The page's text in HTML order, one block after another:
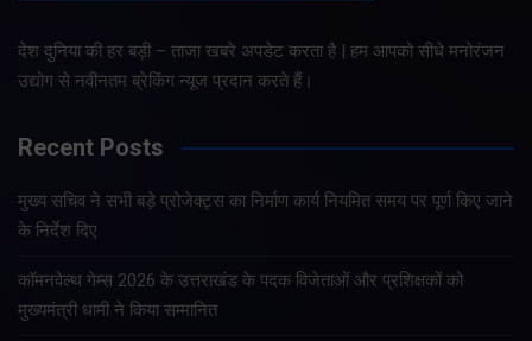
देश दुनिया की हर बड़ी – ताजा खबरे अपडेट करता है | हम आपको सीधे मनोरंजन
उद्योग से नवीनतम ब्रेकिंग न्यूज प्रदान करते हैं।
Recent Posts
मुख्य सचिव ने सभी बड़े प्रोजेक्ट्स का निर्माण कार्य नियमित समय पर पूर्ण किए जाने
के निर्देश दिए
कॉमनवेल्थ गेम्स 2026 के उत्तराखंड के पदक विजेताओं और प्रशिक्षकों को
मुख्यमंत्री धामी ने किया सम्मानित